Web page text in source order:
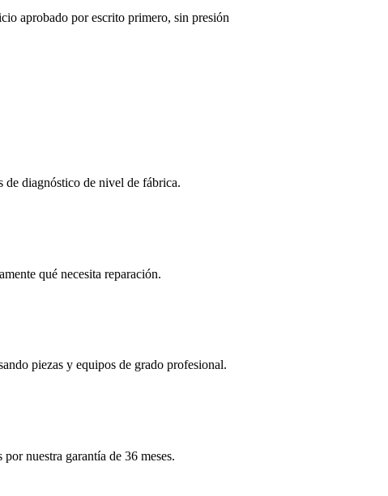
aprobado por escrito primero, sin presión
de diagnóstico de nivel de fábrica.
qué necesita reparación.
piezas y equipos de grado profesional.
nuestra garantía de 36 meses.